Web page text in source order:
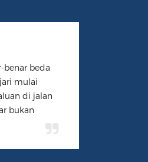
benar beda
mulai
di jalan
bukan